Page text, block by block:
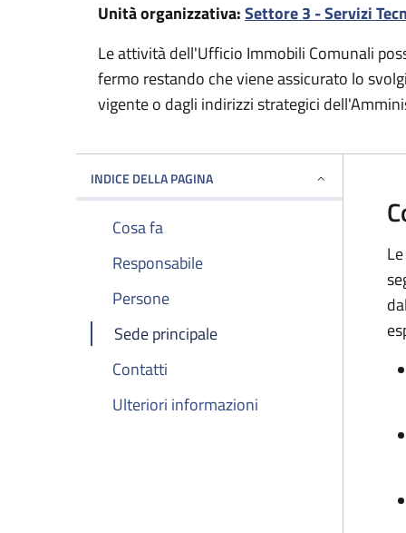
Unità organizzativa:Settore 3 - Servizi
Le attività dell'Ufficio Immobili Comunali
fermo restando che viene assicurato lo
vigente o dagli indirizzi strategici
INDICE DELLA PAGINA
Cosa fa
Responsabile
Persone
Sede principale
Contatti
Ulteriori informazioni